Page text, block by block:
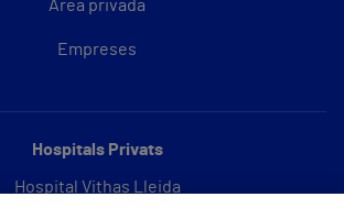
Àrea privada
Empreses
Hospitals Privats
Hospital Vithas Lleida